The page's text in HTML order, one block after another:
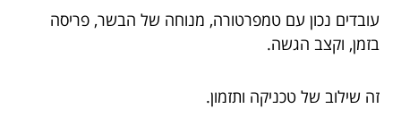
עובדים נכון עם טמפרטורה, מנוחה של הבשר, פריסה
בזמן, וקצב הגשה.
זה שילוב של טכניקה ותזמון.